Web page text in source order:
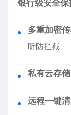
银行级安全保
多重加密
听防拦截
私有云存储
远程一键